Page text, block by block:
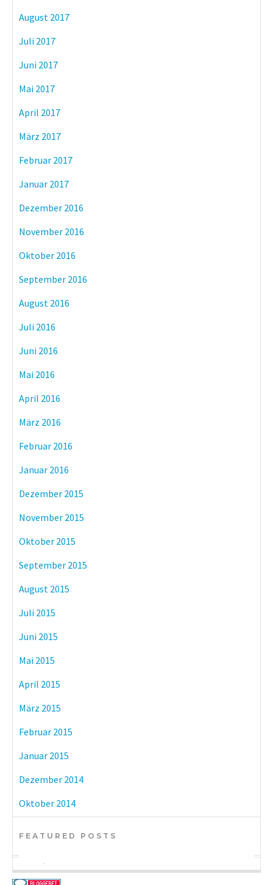
August 2017
Juli 2017
Juni 2017
Mai 2017
April 2017
März 2017
Februar 2017
Januar 2017
Dezember 2016
November 2016
Oktober 2016
September 2016
August 2016
Juli 2016
Juni 2016
Mai 2016
April 2016
März 2016
Februar 2016
Januar 2016
Dezember 2015
November 2015
Oktober 2015
September 2015
August 2015
Juli 2015
Juni 2015
Mai 2015
April 2015
März 2015
Februar 2015
Januar 2015
Dezember 2014
Oktober 2014
FEATURED POSTS
eBook-Reader im Vergleich: Tolino vs.
Münchner Museen mit freiem Eintritt
DIY-Adventskalender zum kleinen Preis